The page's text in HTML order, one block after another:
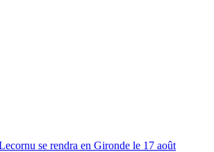
se rendra en Gironde le 17 août